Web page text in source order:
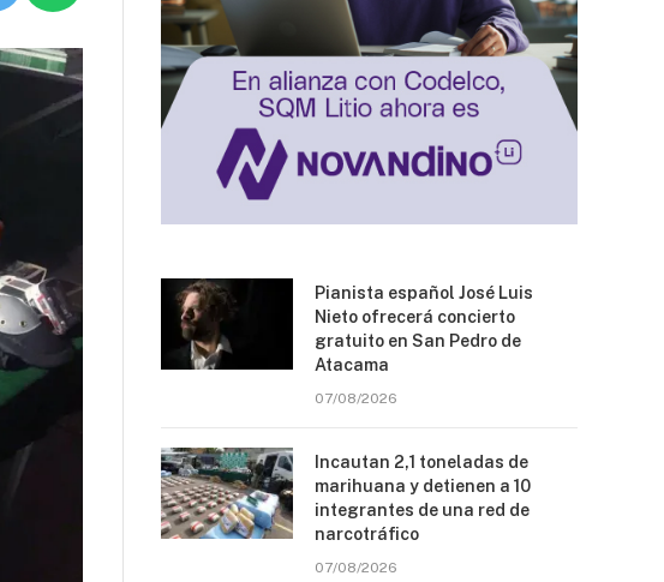
Pianista español José Luis
Nieto ofrecerá concierto
gratuito en San Pedro de
Atacama
07/08/2026
Incautan 2,1 toneladas de
marihuana y detienen a 10
integrantes de una red de
narcotráfico
07/08/2026